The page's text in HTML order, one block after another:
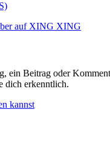
XING
ein Beitrag oder
dich erkenntlich.
kannst